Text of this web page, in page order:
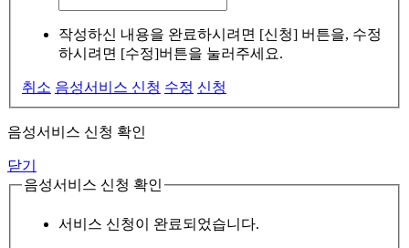
작성하신 내용을 완료하시려면 [신청] 버튼을, 수정
하시려면 [수정]버튼을 눌러주세요.
취소 음성서비스 신청 수정 신청
음성서비스 신청 확인
닫기
음성서비스 신청 확인
서비스 신청이 완료되었습니다.